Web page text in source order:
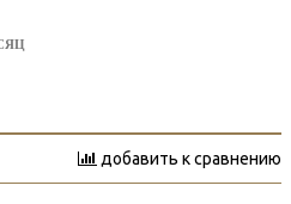
добавить к сравнению